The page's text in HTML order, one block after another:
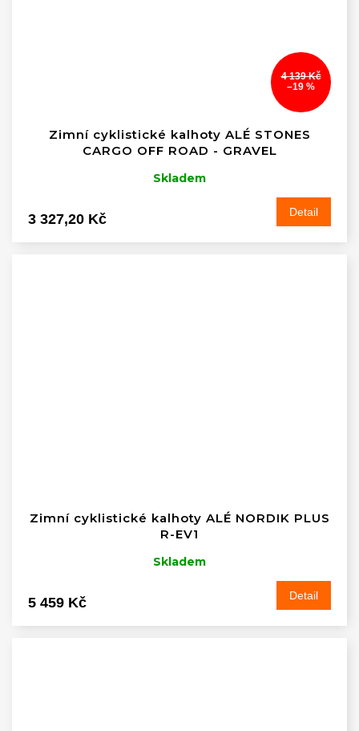
4 139 Kč
–19 %
Zimní cyklistické kalhoty ALÉ STONES
CARGO OFF ROAD - GRAVEL
Skladem
3 327,20 Kč Detail
Zimní cyklistické kalhoty ALÉ NORDIK PLUS
R-EV1
Skladem
5 459 Kč Detail